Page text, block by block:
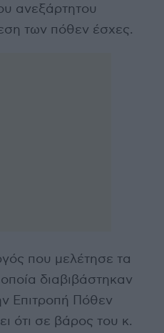
ανεξάρτητου
των πόθεν έσχες.
που μελέτησε τα
διαβιβάστηκαν
Επιτροπή Πόθεν
ότι σε βάρος του κ.